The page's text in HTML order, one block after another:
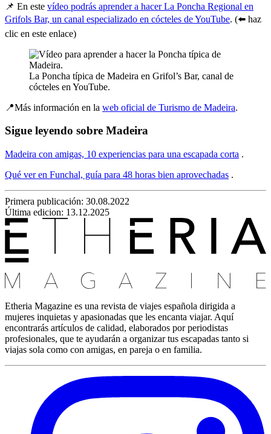
📌 En este vídeo podrás aprender a hacer La Poncha Regional en
Grifols Bar, un canal especializado en cócteles de YouTube. (⬅️ haz
clic en este enlace)
La Poncha típica de Madeira en Grifol’s Bar, canal de
cócteles en YouTube.
📍Más información en la web oficial de Turismo de Madeira.
Sigue leyendo sobre Madeira
Madeira con amigas, 10 experiencias para una escapada corta .
Qué ver en Funchal, guía para 48 horas bien aprovechadas .
Primera publicación: 30.08.2022
Última edicion: 13.12.2025
Etheria Magazine es una revista de viajes española dirigida a
mujeres inquietas y apasionadas que les encanta viajar. Aquí
encontrarás artículos de calidad, elaborados por periodistas
profesionales, que te ayudarán a organizar tus escapadas tanto si
viajas sola como con amigas, en pareja o en familia.